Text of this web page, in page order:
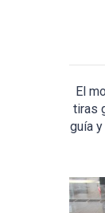
El
tiras
guía